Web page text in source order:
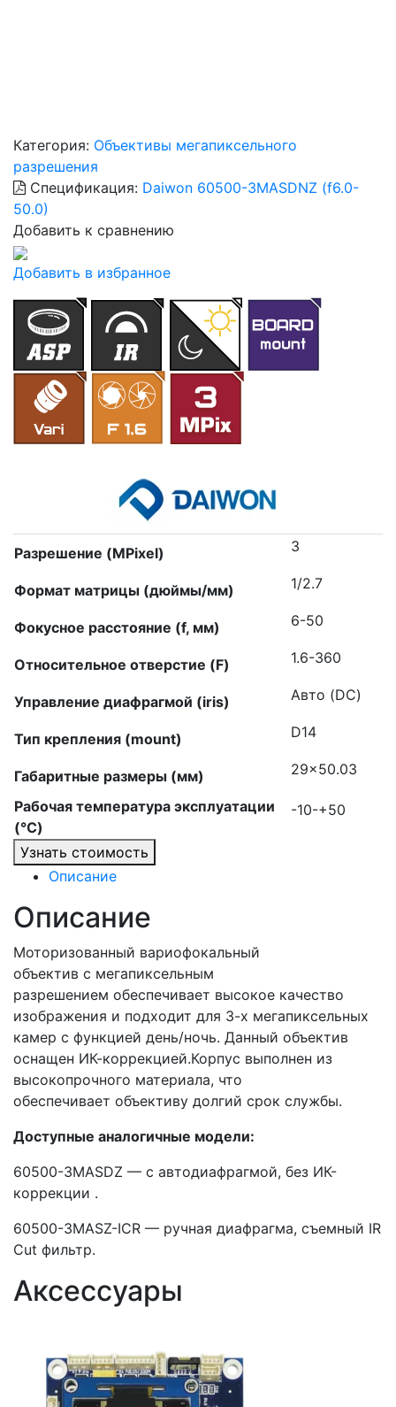
Категория: Объективы мегапиксельного
разрешения
Спецификация: Daiwon 60500-3MASDNZ (f6.0-
50.0)
Добавить к сравнению
Добавить в избранное
Разрешение (MPixel) 3
Формат матрицы (дюймы/мм) 1/2.7
Фокусное расстояние (f, мм) 6-50
Относительное отверстие (F) 1.6-360
Управление диафрагмой (iris) Авто (DC)
Тип крепления (mount) D14
Габаритные размеры (мм) 29×50.03
Рабочая температура эксплуатации
(°C)
-10-+50
Узнать стоимость
Описание
Описание
Моторизованный вариофокальный
объектив с мегапиксельным
разрешением обеспечивает высокое качество
изображения и подходит для 3-х мегапиксельных
камер с функцией день/ночь. Данный объектив
оснащен ИК-коррекцией.Корпус выполнен из
высокопрочного материала, что
обеспечивает объективу долгий срок службы.
Доступные аналогичные модели:
60500-3MASDZ — с автодиафрагмой, без ИК-
коррекции .
60500-3MASZ-ICR — ручная диафрагма, съемный IR
Cut фильтр.
Аксессуары